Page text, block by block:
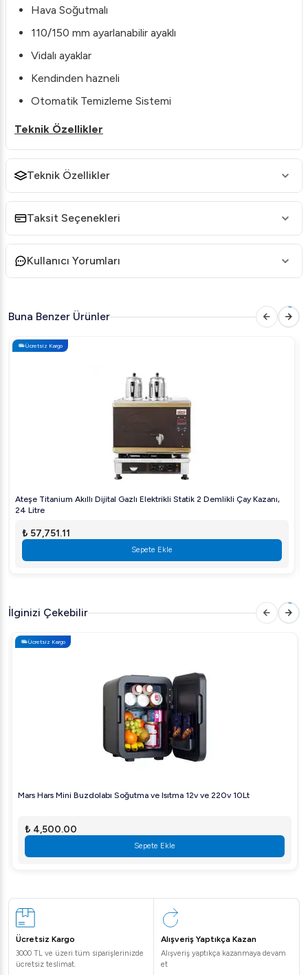
Hava Soğutmalı
110/150 mm ayarlanabilir ayaklı
Vidalı ayaklar
Kendinden hazneli
Otomatik Temizleme Sistemi
Teknik Özellikler
Model: CB 640 A HC
Kapasite: 73 kg/gün
Hazne Kapasite: 40 kg
Buz Cinsi: 18 Gram
Güç: 650 W
Teknik Özellikler
Taksit Seçenekleri
Kullanıcı Yorumları
Buna Benzer Ürünler
Ücretsiz Kargo
Ateşe Titanium Akıllı Dijital Gazlı Elektrikli Statik 2 Demlikli Çay Kazanı,
24 Litre
₺ 57,751.11
Sepete Ekle
İlginizi Çekebilir
Ücretsiz Kargo
Mars Hars Mini Buzdolabı Soğutma ve Isıtma 12v ve 220v 10Lt
₺ 4,500.00
Sepete Ekle
Ücretsiz Kargo
3000 TL ve üzeri tüm siparişlerinizde
ücretsiz teslimat.
Alışveriş Yaptıkça Kazan
Alışveriş yaptıkça kazanmaya devam
et